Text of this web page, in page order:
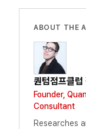
ABOUT THE
퀀텀점프클럽
Founder,
Consultant
Researches